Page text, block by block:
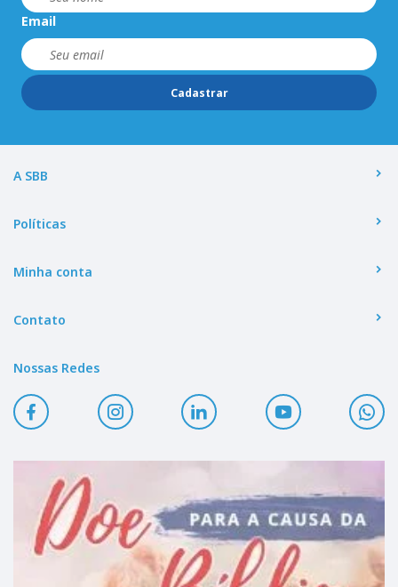
Email
Cadastrar
A SBB
Políticas
Minha conta
Contato
Nossas Redes